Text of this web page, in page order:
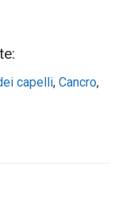
capelli, Cancro,